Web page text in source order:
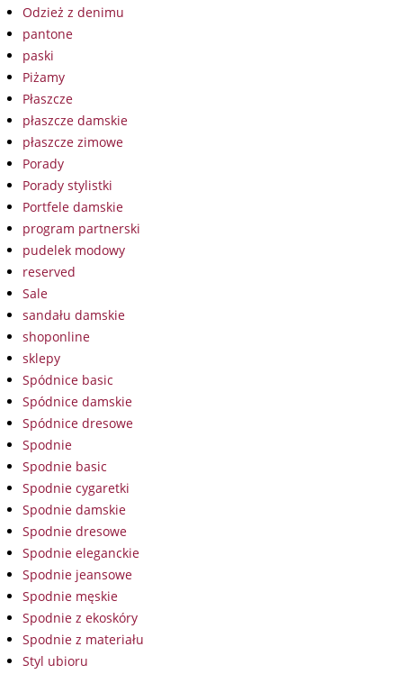
Odzież z denimu
pantone
paski
Piżamy
Płaszcze
płaszcze damskie
płaszcze zimowe
Porady
Porady stylistki
Portfele damskie
program partnerski
pudelek modowy
reserved
Sale
sandału damskie
shoponline
sklepy
Spódnice basic
Spódnice damskie
Spódnice dresowe
Spodnie
Spodnie basic
Spodnie cygaretki
Spodnie damskie
Spodnie dresowe
Spodnie eleganckie
Spodnie jeansowe
Spodnie męskie
Spodnie z ekoskóry
Spodnie z materiału
Styl ubioru